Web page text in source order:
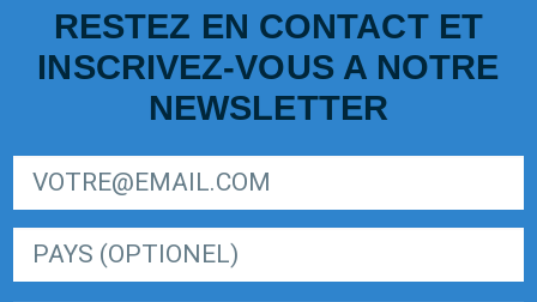
RESTEZ EN CONTACT ET
INSCRIVEZ-VOUS A NOTRE
NEWSLETTER